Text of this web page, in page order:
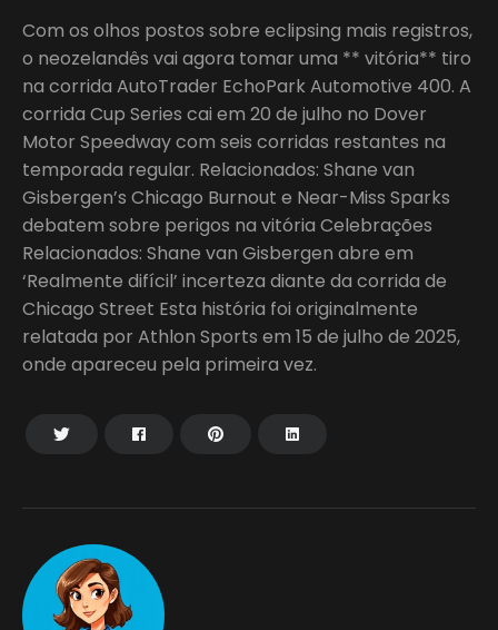
Com os olhos postos sobre eclipsing mais registros,
o neozelandês vai agora tomar uma ** vitória** tiro
na corrida AutoTrader EchoPark Automotive 400. A
corrida Cup Series cai em 20 de julho no Dover
Motor Speedway com seis corridas restantes na
temporada regular. Relacionados: Shane van
Gisbergen’s Chicago Burnout e Near-Miss Sparks
debatem sobre perigos na vitória Celebrações
Relacionados: Shane van Gisbergen abre em
‘Realmente difícil’ incerteza diante da corrida de
Chicago Street Esta história foi originalmente
relatada por Athlon Sports em 15 de julho de 2025,
onde apareceu pela primeira vez.